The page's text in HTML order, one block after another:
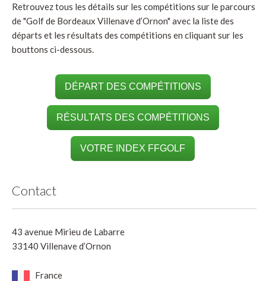
Retrouvez tous les détails sur les compétitions sur le parcours
de "Golf de Bordeaux Villenave d’Ornon" avec la liste des
départs et les résultats des compétitions en cliquant sur les
bouttons ci-dessous.
DÉPART DES COMPÉTITIONS
RÉSULTATS DES COMPÉTITIONS
VOTRE INDEX FFGOLF
Contact
43 avenue Mirieu de Labarre
33140 Villenave d’Ornon
France